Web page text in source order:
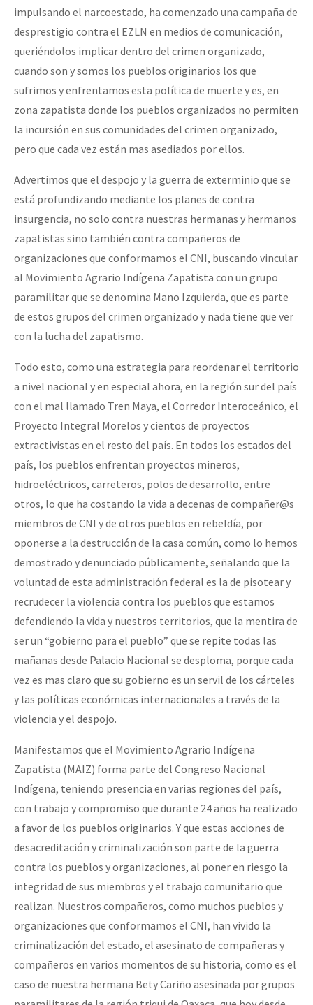
impulsando el narcoestado, ha comenzado una campaña de
desprestigio contra el EZLN en medios de comunicación,
queriéndolos implicar dentro del crimen organizado,
cuando son y somos los pueblos originarios los que
sufrimos y enfrentamos esta política de muerte y es, en
zona zapatista donde los pueblos organizados no permiten
la incursión en sus comunidades del crimen organizado,
pero que cada vez están mas asediados por ellos.
Advertimos que el despojo y la guerra de exterminio que se
está profundizando mediante los planes de contra
insurgencia, no solo contra nuestras hermanas y hermanos
zapatistas sino también contra compañeros de
organizaciones que conformamos el CNI, buscando vincular
al Movimiento Agrario Indígena Zapatista con un grupo
paramilitar que se denomina Mano Izquierda, que es parte
de estos grupos del crimen organizado y nada tiene que ver
con la lucha del zapatismo.
Todo esto, como una estrategia para reordenar el territorio
a nivel nacional y en especial ahora, en la región sur del país
con el mal llamado Tren Maya, el Corredor Interoceánico, el
Proyecto Integral Morelos y cientos de proyectos
extractivistas en el resto del país. En todos los estados del
país, los pueblos enfrentan proyectos mineros,
hidroeléctricos, carreteros, polos de desarrollo, entre
otros, lo que ha costando la vida a decenas de compañer@s
miembros de CNI y de otros pueblos en rebeldía, por
oponerse a la destrucción de la casa común, como lo hemos
demostrado y denunciado públicamente, señalando que la
voluntad de esta administración federal es la de pisotear y
recrudecer la violencia contra los pueblos que estamos
defendiendo la vida y nuestros territorios, que la mentira de
ser un “gobierno para el pueblo” que se repite todas las
mañanas desde Palacio Nacional se desploma, porque cada
vez es mas claro que su gobierno es un servil de los cárteles
y las políticas económicas internacionales a través de la
violencia y el despojo.
Manifestamos que el Movimiento Agrario Indígena
Zapatista (MAIZ) forma parte del Congreso Nacional
Indígena, teniendo presencia en varias regiones del país,
con trabajo y compromiso que durante 24 años ha realizado
a favor de los pueblos originarios. Y que estas acciones de
desacreditación y criminalización son parte de la guerra
contra los pueblos y organizaciones, al poner en riesgo la
integridad de sus miembros y el trabajo comunitario que
realizan. Nuestros compañeros, como muchos pueblos y
organizaciones que conformamos el CNI, han vivido la
criminalización del estado, el asesinato de compañeras y
compañeros en varios momentos de su historia, como es el
caso de nuestra hermana Bety Cariño asesinada por grupos